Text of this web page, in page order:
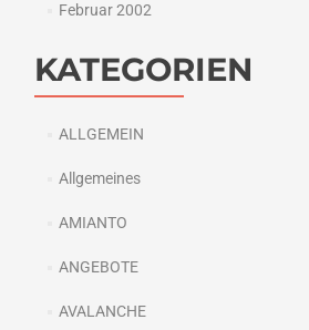
Februar 2002
KATEGORIEN
ALLGEMEIN
Allgemeines
AMIANTO
ANGEBOTE
AVALANCHE